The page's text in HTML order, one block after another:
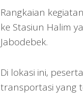
Rangkaian
ke Stasiun Halim
Jabodebek.
Di lokasi ini,
transportasi yang